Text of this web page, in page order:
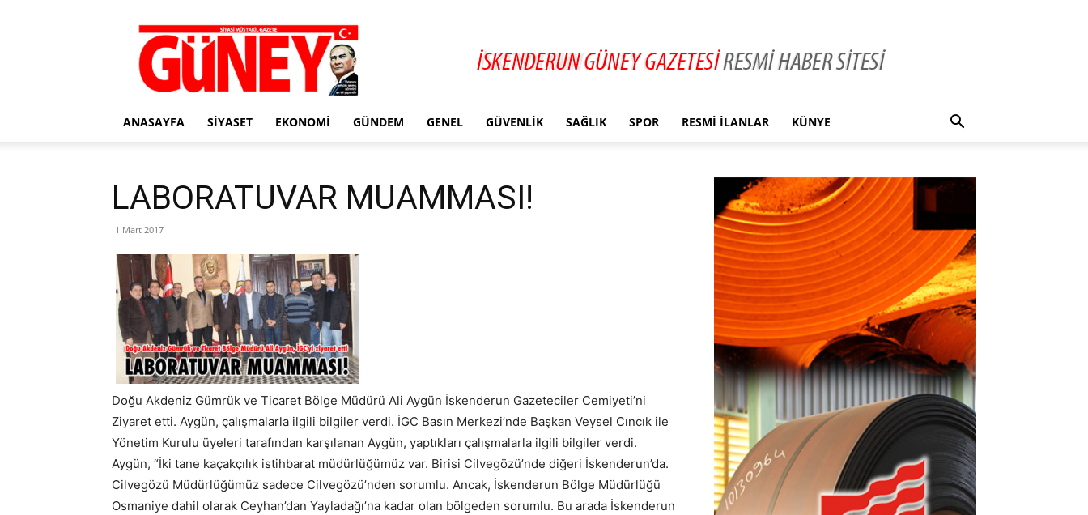
Gazete
Güney
ANASAYFA SIYASET EKONOMI GÜNDEM GENEL GÜVENLIK SAĞLIK SPOR RESMI İLANLAR KÜNYE
LABORATUVAR MUAMMASI!
1 Mart 2017
Doğu Akdeniz Gümrük ve Ticaret Bölge Müdürü Ali Aygün İskenderun Gazeteciler Cemiyeti’ni
Ziyaret etti. Aygün, çalışmalarla ilgili bilgiler verdi. İGC Basın Merkezi’nde Başkan Veysel Cıncık ile
Yönetim Kurulu üyeleri tarafından karşılanan Aygün, yaptıkları çalışmalarla ilgili bilgiler verdi.
Aygün, “İki tane kaçakçılık istihbarat müdürlüğümüz var. Birisi Cilvegözü’nde diğeri İskenderun’da.
Cilvegözü Müdürlüğümüz sadece Cilvegözü’nden sorumlu. Ancak, İskenderun Bölge Müdürlüğü
Osmaniye dahil olarak Ceyhan’dan Yayladağı’na kadar olan bölgeden sorumlu. Bu arada İskenderun